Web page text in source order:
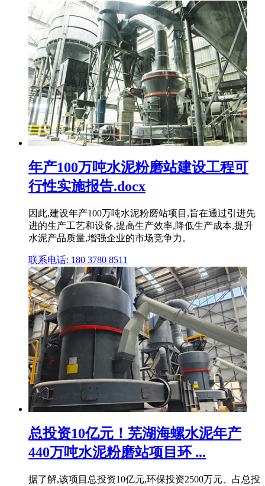
年产100万吨水泥粉磨站建设工程可
行性实施报告.docx
因此,建设年产100万吨水泥粉磨站项目,旨在通过引进先
进的生产工艺和设备,提高生产效率,降低生产成本,提升
水泥产品质量,增强企业的市场竞争力。
联系电话: 180 3780 8511
总投资10亿元！芜湖海螺水泥年产
440万吨水泥粉磨站项目环 ...
据了解,该项目总投资10亿元,环保投资2500万元、占总投